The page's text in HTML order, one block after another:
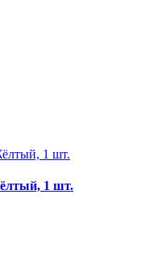
1 шт.